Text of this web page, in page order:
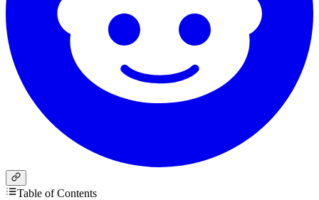
Table of Contents